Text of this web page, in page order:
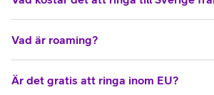
Vad är roaming?
Är det gratis att ringa inom EU?